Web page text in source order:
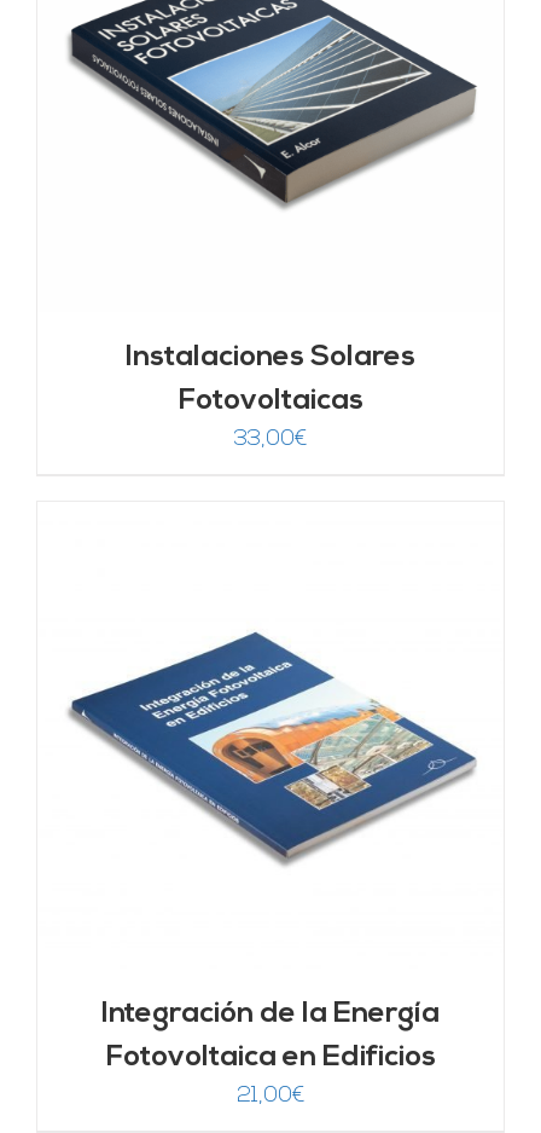
Instalaciones Solares
Fotovoltaicas
33,00€
Integración de la Energía
Fotovoltaica en Edificios
21,00€